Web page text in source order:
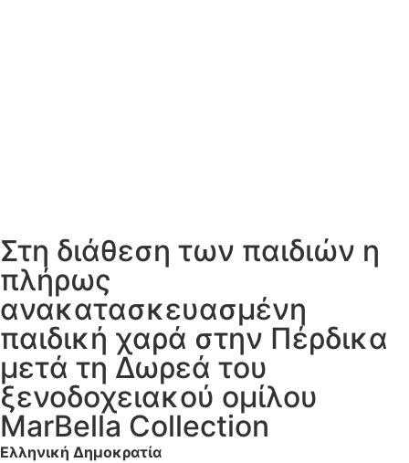
Στη διάθεση των παιδιών η
πλήρως
ανακατασκευασμένη
παιδική χαρά στην Πέρδικα
μετά τη Δωρεά του
ξενοδοχειακού ομίλου
MarBella Collection
Ελληνική Δημοκρατία